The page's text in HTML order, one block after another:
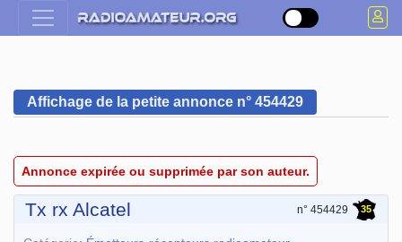
Affichage de la petite annonce n° 454429
Annonce expirée ou supprimée par son auteur.
Tx rx Alcatel n° 454429 35